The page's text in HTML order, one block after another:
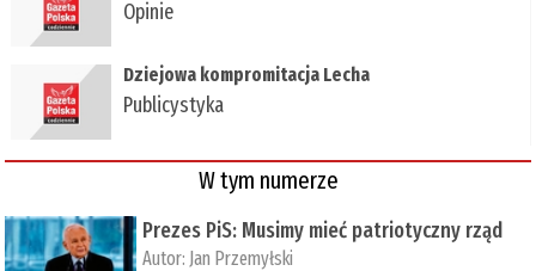
Opinie
Dziejowa kompromitacja Lecha
Publicystyka
W tym numerze
Prezes PiS: Musimy mieć patriotyczny rząd
Autor: Jan Przemyłski